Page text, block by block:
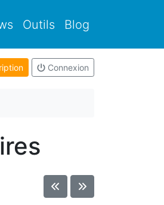
Outils Blog
Connexion